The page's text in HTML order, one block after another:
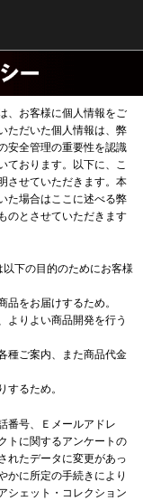
、お客様に個人情報をご
ただいた個人情報は、弊
安全管理の重要性を認識
ております。以下に、こ
させていただきます。本
た場合はここに述べる弊
のとさせていただきます
下の目的のためにお客様
品をお届けするため。
よりよい商品開発を行う
種ご案内、また商品代金
するため。
番号、Ｅメールアドレ
トに関するアンケートの
れたデータに変更があっ
かに所定の手続きにより
シェット・コレクション